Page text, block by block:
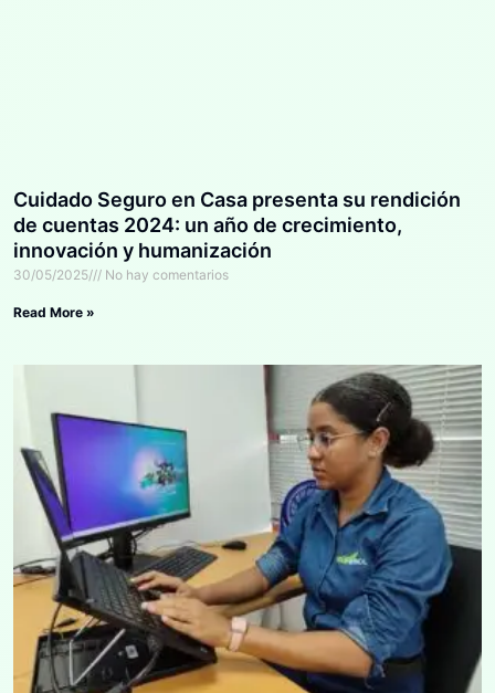
Cuidado Seguro en Casa presenta su rendición
de cuentas 2024: un año de crecimiento,
innovación y humanización
30/05/2025 No hay comentarios
Read More »